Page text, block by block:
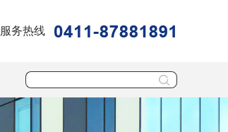
服务热线